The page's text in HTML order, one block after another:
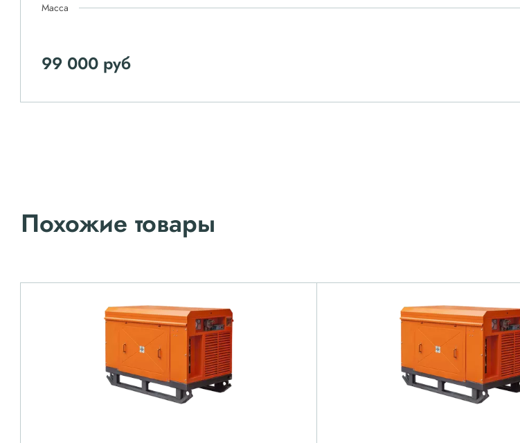
Масса
99 000 руб
Похожие товары